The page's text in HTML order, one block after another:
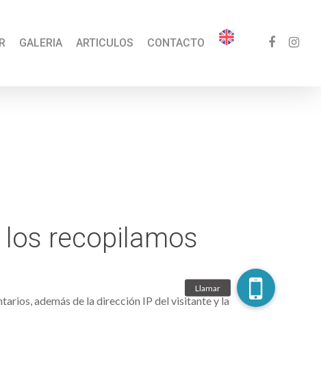
GALERIA ARTICULOS CONTACTO
recopilamos
además de la dirección IP del visitante y la